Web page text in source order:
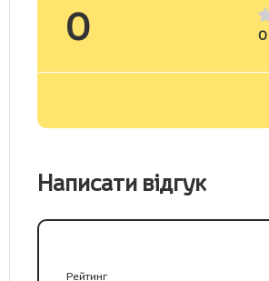
0 0
Написати відгук
Рейтинг